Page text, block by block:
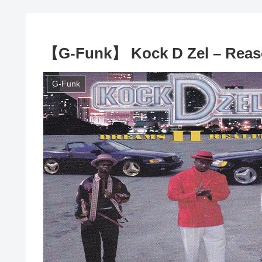
【G-Funk】 Kock D Zel –
G-Funk